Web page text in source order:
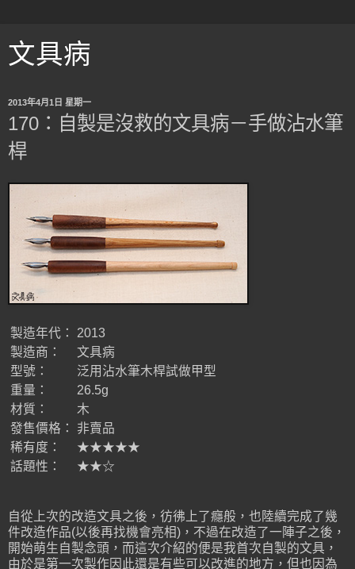
文具病
2013年4月1日 星期一
170：自製是沒救的文具病－手做沾水筆
桿
製造年代：
2013
製造商：
文具病
型號：
泛用沾水筆木桿試做甲型
重量：
26.5g
材質：
木
發售價格：
非賣品
稀有度：
★★★★★
話題性：
★★☆
自從上次的改造文具之後，彷彿上了癮般，也陸續完成了幾
件改造作品(以後再找機會亮相)，不過在改造了一陣子之後，
開始萌生自製念頭，而這次介紹的便是我首次自製的文具，
由於是第一次製作因此還是有些可以改進的地方，但也因為